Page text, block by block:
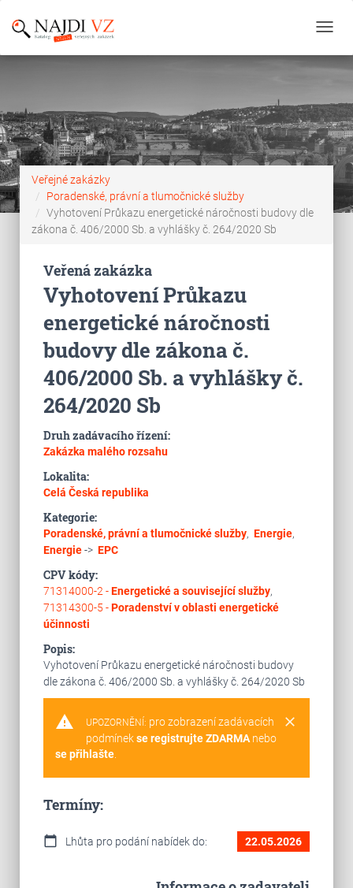
Veřejné zakázky
Poradenské, právní a tlumočnické služby
Vyhotovení Průkazu energetické náročnosti budovy dle
zákona č. 406/2000 Sb. a vyhlášky č. 264/2020 Sb
Veřená zakázka
Vyhotovení Průkazu
energetické náročnosti
budovy dle zákona č.
406/2000 Sb. a vyhlášky č.
264/2020 Sb
Druh zadávacího řízení:
Zakázka malého rozsahu
Lokalita:
Celá Česká republika
Kategorie:
Poradenské, právní a tlumočnické služby, Energie,
Energie-> EPC
CPV kódy:
71314000-2 -Energetické a související služby,
71314300-5 -Poradenství v oblasti energetické
účinnosti
Popis:
Vyhotovení Průkazu energetické náročnosti budovy
dle zákona č. 406/2000 Sb. a vyhlášky č. 264/2020 Sb
warning clear
UPOZORNĚNÍ: pro zobrazení zadávacích
podmínekse registrujte ZDARMAnebo
se přihlašte.
Termíny:
calendar_today Lhůta pro podání nabídek do: 22.05.2026